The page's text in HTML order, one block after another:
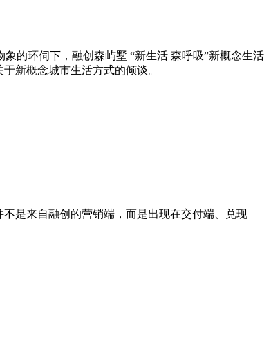
象的环伺下，融创森屿墅 “新生活 森呼吸”新概念生活
新概念城市生活方式的倾谈。
不是来自融创的营销端，而是出现在交付端、兑现